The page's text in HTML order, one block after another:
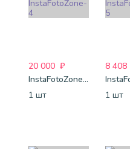
20 000 ₽
InstaFotoZone-4
1 шт
8 408
1 шт